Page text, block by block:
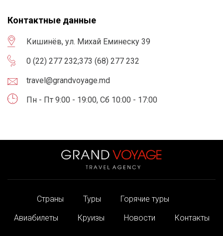
Контактные данные
Кишинёв, ул. Михай Еминеску 39
0 (22) 277 232;373 (68) 277 232
travel@grandvoyage.md
Пн - Пт 9:00 - 19:00, Сб 10:00 - 17:00
Страны Туры
Горячие туры
Авиабилеты
Круизы Новости Контакты